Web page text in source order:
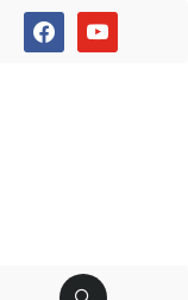
facebookyoutube